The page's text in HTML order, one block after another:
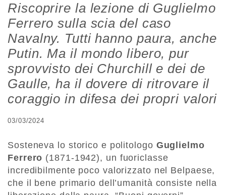
Riscoprire la lezione di Guglielmo
Ferrero sulla scia del caso
Navalny. Tutti hanno paura, anche
Putin. Ma il mondo libero, pur
sprovvisto dei Churchill e dei de
Gaulle, ha il dovere di ritrovare il
coraggio in difesa dei propri valori
03/03/2024
Sosteneva lo storico e politologo Guglielmo
Ferrero (1871-1942), un fuoriclasse
incredibilmente poco valorizzato nel Belpaese,
che il bene primario dell’umanità consiste nella